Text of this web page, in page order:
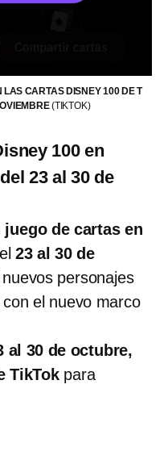
CARTAS DISNEY 100 DE T
(TIKTOK)
100 en
23 al 30 de
juego de cartas en
23 al 30 de
personajes
el nuevo marco
al 30 de octubre,
TikTokpara